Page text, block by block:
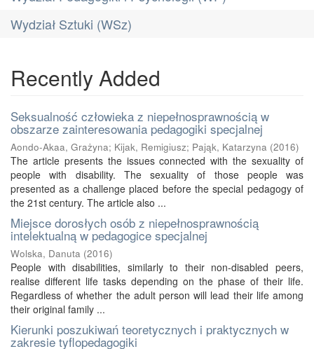
Wydział Sztuki (WSz)
Recently Added
Seksualność człowieka z niepełnosprawnością w
obszarze zainteresowania pedagogiki specjalnej
Aondo-Akaa, Grażyna; Kijak, Remigiusz; Pająk, Katarzyna (2016)
The article presents the issues connected with the sexuality of
people with disability. The sexuality of those people was
presented as a challenge placed before the special pedagogy of
the 21st century. The article also ...
Miejsce dorosłych osób z niepełnosprawnością
intelektualną w pedagogice specjalnej
Wolska, Danuta (2016)
People with disabilities, similarly to their non-disabled peers,
realise different life tasks depending on the phase of their life.
Regardless of whether the adult person will lead their life among
their original family ...
Kierunki poszukiwań teoretycznych i praktycznych w
zakresie tyflopedagogiki